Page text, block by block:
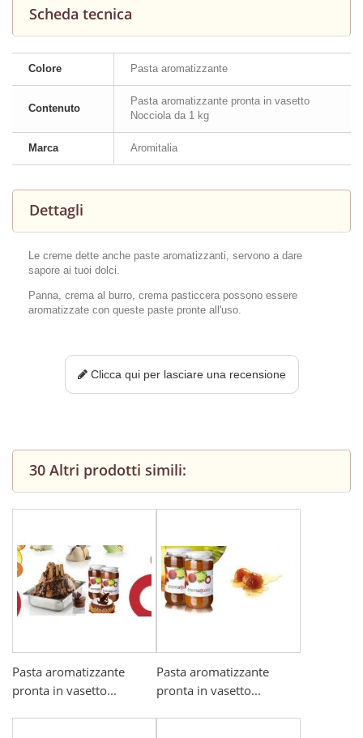
Scheda tecnica
Colore Pasta aromatizzante
Contenuto
Pasta aromatizzante pronta in vasetto
Nocciola da 1 kg
Marca Aromitalia
Dettagli
Le creme dette anche paste aromatizzanti, servono a dare
sapore ai tuoi dolci.
Panna, crema al burro, crema pasticcera possono essere
aromatizzate con queste paste pronte all'uso.
Clicca qui per lasciare una recensione
30 Altri prodotti simili:
Pasta aromatizzante
pronta in vasetto...
Pasta aromatizzante
pronta in vasetto...